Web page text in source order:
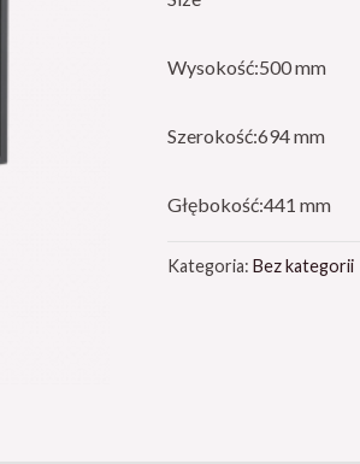
Wysokość:500 mm
Szerokość:694 mm
Głębokość:441 mm
Kategoria: Bez kategorii